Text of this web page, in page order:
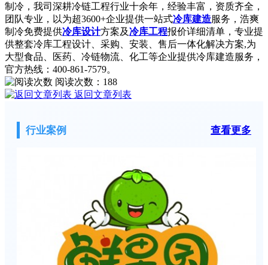
制冷，我司深耕冷链工程行业十余年，经验丰富，资质齐全，
团队专业，以为超3600+企业提供一站式冷库建造服务，浩爽
制冷免费提供冷库设计方案及冷库工程报价详细清单，专业提
供整套冷库工程设计、采购、安装、售后一体化解决方案,为
大型食品、医药、冷链物流、化工等企业提供冷库建造服务，
官方热线：400-861-7579。
阅读次数： 188
返回文章列表
行业案例 查看更多